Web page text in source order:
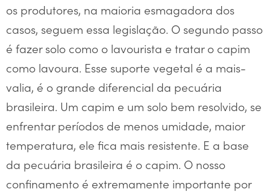
os produtores, na maioria esmagadora dos
casos, seguem essa legislação. O segundo passo
é fazer solo como o lavourista e tratar o capim
como lavoura. Esse suporte vegetal é a mais-
valia, é o grande diferencial da pecuária
brasileira. Um capim e um solo bem resolvido, se
enfrentar períodos de menos umidade, maior
temperatura, ele fica mais resistente. E a base
da pecuária brasileira é o capim. O nosso
confinamento é extremamente importante por